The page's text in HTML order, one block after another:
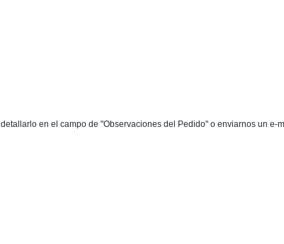
, detallarlo en el campo de "Observaciones del Pedido" o enviarnos un e-